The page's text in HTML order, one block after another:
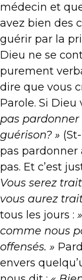
médecin et
avez bien des
guérir par la
Dieu ne se
purement
dire que vous
Parole. Si Dieu
pas
guérison? »
pas pardonner
pas. Et c’est
Vous serez
vous aurez
tous les jours :
comme nous
offensés. »
envers